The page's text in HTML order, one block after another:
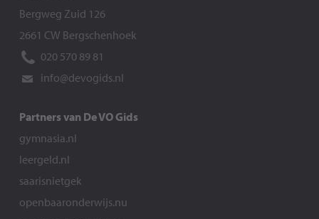
Bergweg Zuid 126
2661 CW Bergschenhoek
020 570 89 81
info@devogids.nl
Partners van De VO Gids
gymnasia.nl
leergeld.nl
saarisnietgek
openbaaronderwijs.nu